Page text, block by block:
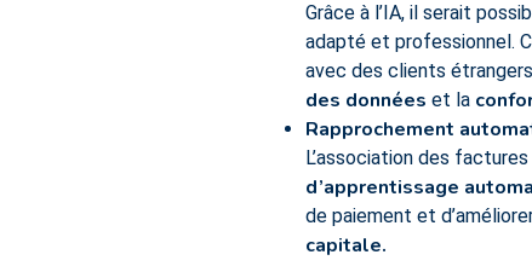
Grâce à l’IA, il serait
adapté et professionnel.
avec des clients
des données et la
Rapprochement
L’association des
d’apprentissage
de paiement et
capitale.